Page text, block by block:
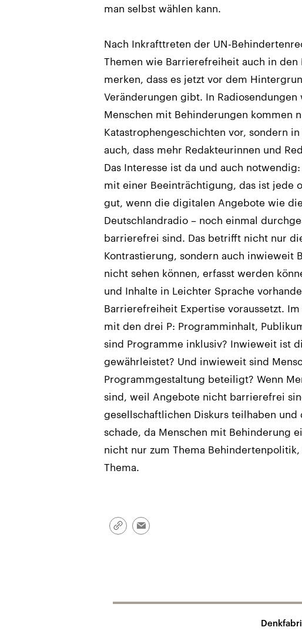
man selbst wählen kann.
Nach Inkrafttreten der UN-
Themen wie Barrierefreiheit auch in
merken, dass es jetzt vor dem
Veränderungen gibt. In
Menschen mit Behinderungen kommen
Katastrophengeschichten vor, sondern
auch, dass mehr Redakteurinnen und
Das Interesse ist da und auch
mit einer Beeinträchtigung, das ist jede
gut, wenn die digitalen Angebote wie
Deutschlandradio – noch einmal
barrierefrei sind. Das betrifft nicht nur
Kontrastierung, sondern auch inwieweit
nicht sehen können, erfasst werden
und Inhalte in Leichter Sprache
Barrierefreiheit Expertise voraussetzt.
mit den drei P: Programminhalt,
sind Programme inklusiv? Inwieweit ist
gewährleistet? Und inwieweit sind
Programmgestaltung beteiligt? Wenn
sind, weil Angebote nicht barrierefrei
gesellschaftlichen Diskurs teilhaben
schade, da Menschen mit Behinderung
nicht nur zum Thema
Thema.
Link
Email